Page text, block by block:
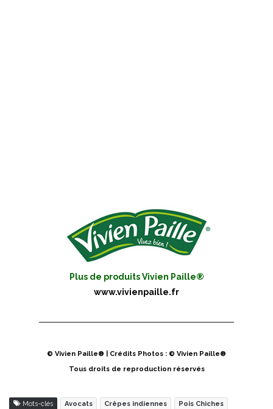
Plus de produits Vivien Paille®
www.vivienpaille.fr
© Vivien Paille® | Crédits Photos : © Vivien Paille®
Tous droits de reproduction réservés
Mots-clés Avocats Crêpes indiennes Pois Chiches